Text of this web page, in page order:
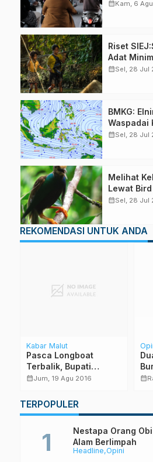
calendar_monthKam, 6
Riset
Adat
calendar_monthSel, 28 Jul
BMKG:
Waspadai
Karhutla
calendar_monthSel, 28 Jul
Melihat
Lewat
calendar_monthSel, 28 Jul
REKOMENDASI UNTUK ANDA
Kabar Malut
Pasca Longboat
Terbalik, Bupati
Instruksikan PNS
calendar_monthJum, 19 Agu 2016 calendar_month
TERPOPULER
Headline Opini
Nestapa Orang
Alam Berlimpah